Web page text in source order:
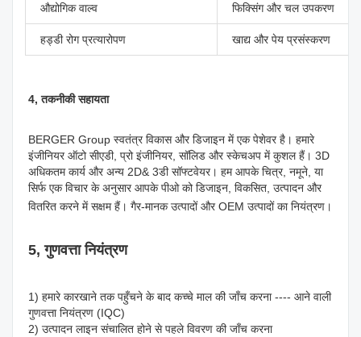
औद्योगिक वाल्व फिक्सिंग और चल उपकरण
हड्डी रोग प्रत्यारोपण खाद्य और पेय प्रसंस्करण
4, तकनीकी सहायता
BERGER Group स्वतंत्र विकास और डिजाइन में एक पेशेवर है। हमारे
इंजीनियर ऑटो सीएडी, प्रो इंजीनियर, सॉलिड और स्केचअप में कुशल हैं। 3D
अधिकतम कार्य और अन्य 2D& 3डी सॉफ्टवेयर। हम आपके चित्र, नमूने, या
सिर्फ एक विचार के अनुसार आपके पीओ को डिजाइन, विकसित, उत्पादन और
वितरित करने में सक्षम हैं। गैर-मानक उत्पादों और OEM उत्पादों का नियंत्रण।
5, गुणवत्ता नियंत्रण
1) हमारे कारखाने तक पहुँचने के बाद कच्चे माल की जाँच करना ---- आने वाली
गुणवत्ता नियंत्रण (IQC)
2) उत्पादन लाइन संचालित होने से पहले विवरण की जाँच करना